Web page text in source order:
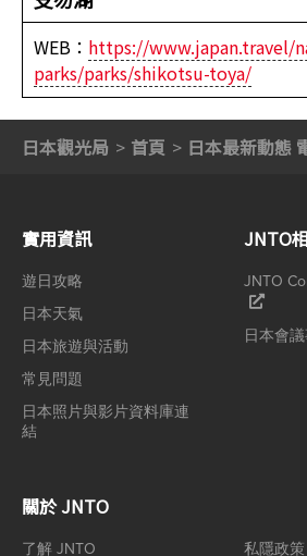
WEB： https://www.japan.travel/
parks/parks/shikotsu-toya/
日本觀光局 首頁 日本最新動態
實用資訊
遊日攻略
日本天氣
日本旅遊與活動
常見問題
日本照片與影片資料庫連
結
JNTO
JNTO
日本會
關於 JNTO
了解 JNTO 私隱政策